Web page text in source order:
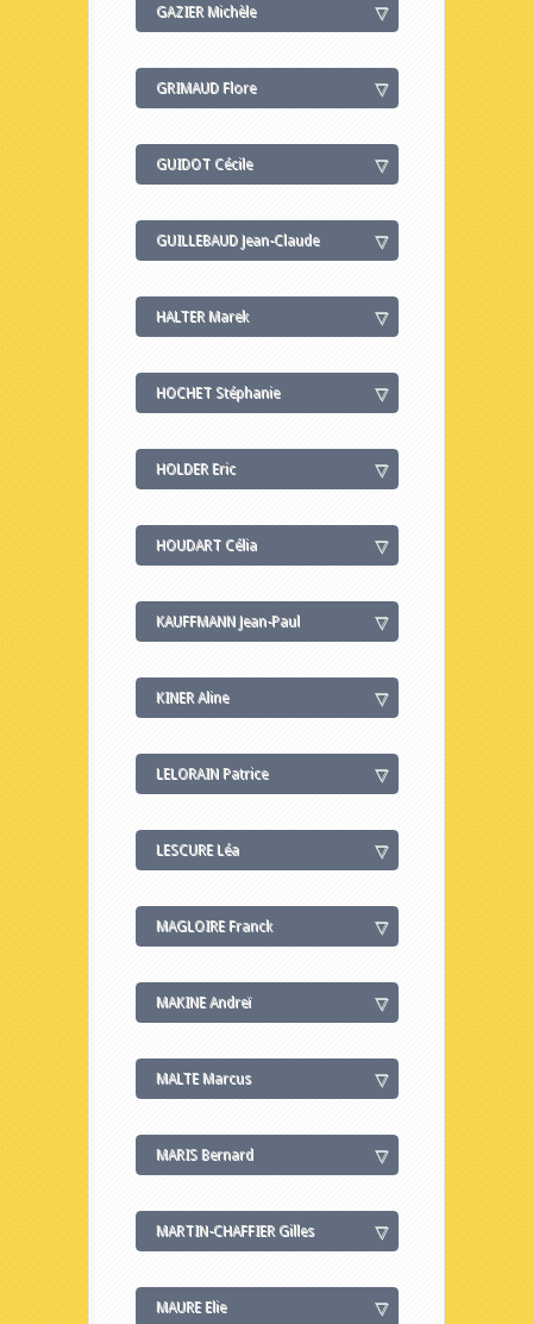
GAZIER Michèle
GRIMAUD Flore
GUIDOT Cécile
GUILLEBAUD Jean-Claude
HALTER Marek
HOCHET Stéphanie
HOLDER Eric
HOUDART Célia
KAUFFMANN Jean-Paul
KINER Aline
LELORAIN Patrice
LESCURE Léa
MAGLOIRE Franck
MAKINE Andreï
MALTE Marcus
MARIS Bernard
MARTIN-CHAFFIER Gilles
MAURE Elie